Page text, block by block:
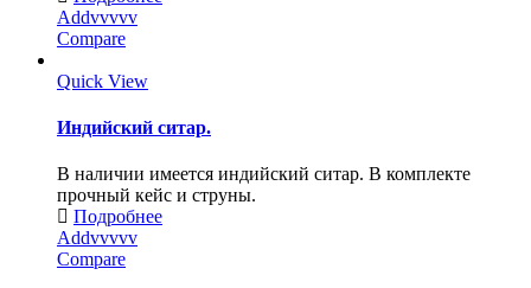
Addvvvvv
Compare
Quick View
Индийский ситар.
В наличии имеется индийский ситар. В комплекте
прочный кейс и струны.
Подробнее
Addvvvvv
Compare